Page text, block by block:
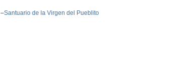
–Santuario de la Virgen del Pueblito